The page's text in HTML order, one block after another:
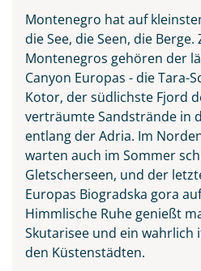
Vranjina im
© ollirg -
Montenegro hat auf
die See, die Seen, die Berge.
Montenegros gehören der
Canyon Europas - die Tara-
Kotor, der südlichste Fjord
verträumte Sandstrände in
entlang der Adria. Im
warten auch im Sommer
Gletscherseen, und der
Europas Biogradska gora
Himmlische Ruhe genießt
Skutarisee und ein wahrlich
den Küstenstädten.